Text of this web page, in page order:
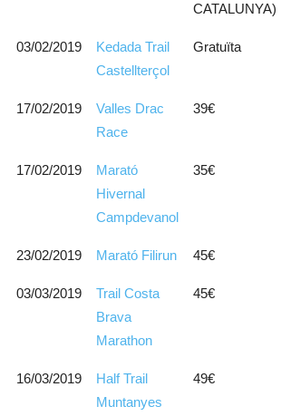
CATALUNYA)
03/02/2019
Kedada Trail
Castellterçol
Gratuïta
17/02/2019
Valles Drac
Race
39€
17/02/2019
Marató
Hivernal
Campdevanol
35€
23/02/2019 Marató Filirun 45€
03/03/2019
Trail Costa
Brava
Marathon
45€
16/03/2019
Half Trail
Muntanyes
49€